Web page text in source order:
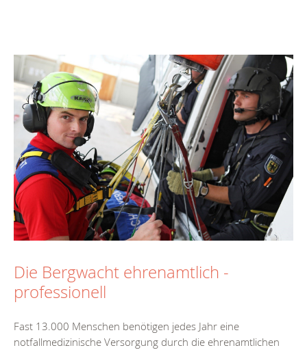
Die Bergwacht ehrenamtlich -
professionell
Fast 13.000 Menschen benötigen jedes Jahr eine
notfallmedizinische Versorgung durch die ehrenamtlichen